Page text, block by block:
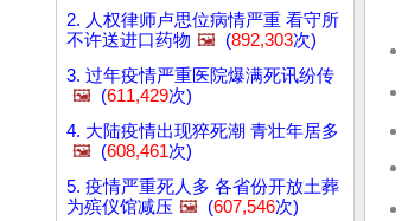
2. 人权律师卢思位病情严重 看守所
不许送进口药物 🖼️ (892,303次)
3. 过年疫情严重医院爆满死讯纷传
🖼️ (611,429次)
4. 大陆疫情出现猝死潮 青壮年居多
🖼️ (608,461次)
5. 疫情严重死人多 各省份开放土葬
为殡仪馆减压 🖼️ (607,546次)